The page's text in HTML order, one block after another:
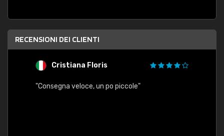
RECENSIONI DEI CLIENTI
Cristiana Floris
"Consegna veloce, un po piccole"